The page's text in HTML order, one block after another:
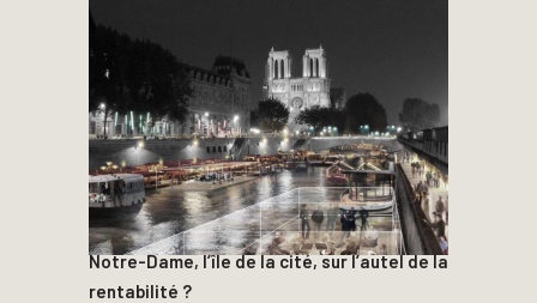
Notre-Dame, l’île de la cité, sur l’autel de la
rentabilité ?